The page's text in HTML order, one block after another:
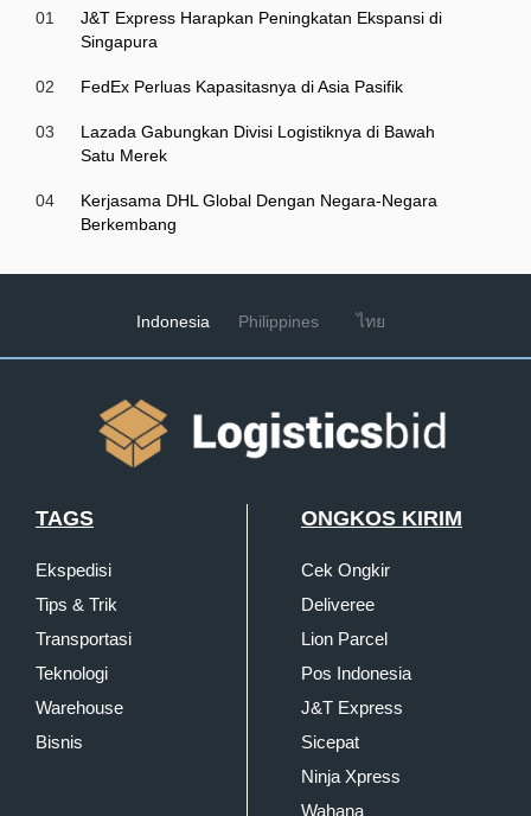
01
J&T Express Harapkan Peningkatan Ekspansi di
Singapura
02 FedEx Perluas Kapasitasnya di Asia Pasifik
03
Lazada Gabungkan Divisi Logistiknya di Bawah
Satu Merek
04
Kerjasama DHL Global Dengan Negara-Negara
Berkembang
Indonesia Philippines ไทย
TAGS
Ekspedisi
Tips & Trik
Transportasi
Teknologi
Warehouse
Bisnis
ONGKOS KIRIM
Cek Ongkir
Deliveree
Lion Parcel
Pos Indonesia
J&T Express
Sicepat
Ninja Xpress
Wahana